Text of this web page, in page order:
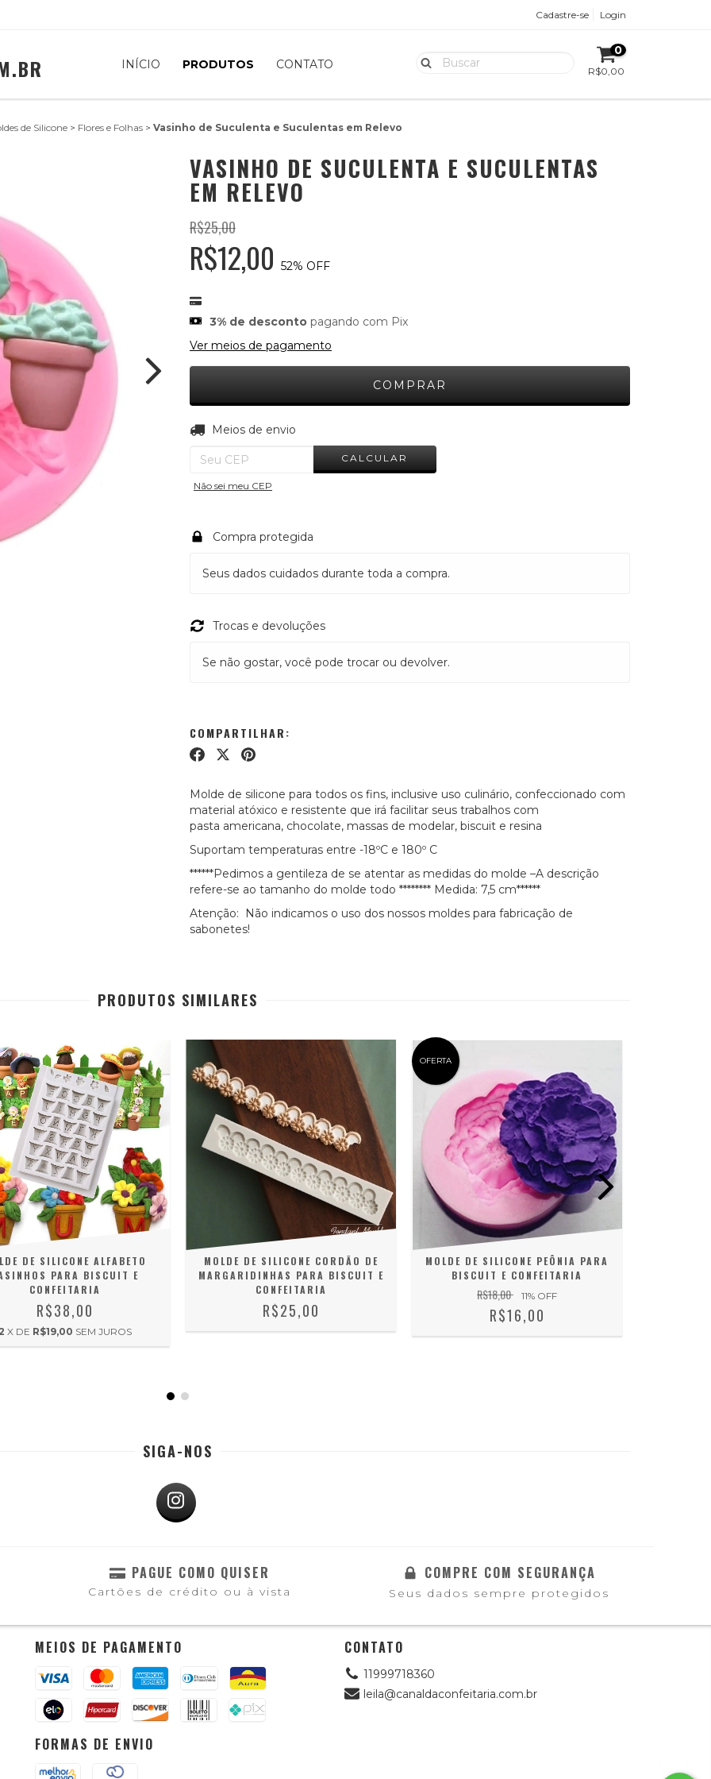
Cadastre-se Login
INÍCIO PRODUTOS CONTATO
0
R$0,00
de Silicone > Flores e Folhas > Vasinho de Suculenta e Suculentas em Relevo
VASINHO DE SUCULENTA E SUCULENTAS
EM RELEVO
R$25,00
R$12,00 52% OFF
3% de desconto pagando com Pix
Ver meios de pagamento
Entregas para o CEP:
Meios de envio
CALCULAR
Não sei meu CEP
Compra protegida
Seus dados cuidados durante toda a compra.
Trocas e devoluções
Se não gostar, você pode trocar ou devolver.
COMPARTILHAR:
Molde de silicone para todos os fins, inclusive uso culinário, confeccionado com
material atóxico e resistente que irá facilitar seus trabalhos com
pasta americana, chocolate, massas de modelar, biscuit e resina
Suportam temperaturas entre -18ºC e 180º C
******Pedimos a gentileza de se atentar as medidas do molde –A descrição
refere-se ao tamanho do molde todo ******** Medida: 7,5 cm******
Atenção: Não indicamos o uso dos nossos moldes para fabricação de
sabonetes!
PRODUTOS SIMILARES
DE SILICONE ALFABETO
PARA BISCUIT E
CONFEITARIA
R$38,00
2 X DE R$19,00 SEM JUROS
MOLDE DE SILICONE CORDÃO DE
MARGARIDINHAS PARA BISCUIT E
CONFEITARIA
R$25,00
OFERTA
MOLDE DE SILICONE PEÔNIA PARA
BISCUIT E CONFEITARIA
R$18,00 11% OFF
R$16,00
SIGA-NOS
PAGUE COMO QUISER
Cartões de crédito ou à vista
COMPRE COM SEGURANÇA
Seus dados sempre protegidos
MEIOS DE PAGAMENTO
FORMAS DE ENVIO
CONTATO
11999718360
leila@canaldaconfeitaria.com.br